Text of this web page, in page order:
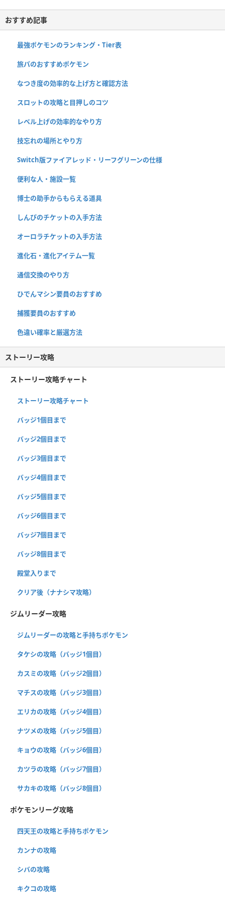
おすすめ記事
最強ポケモンのランキング・Tier表
旅パのおすすめポケモン
なつき度の効率的な上げ方と確認方法
スロットの攻略と目押しのコツ
レベル上げの効率的なやり方
技忘れの場所とやり方
Switch版ファイアレッド・リーフグリーンの仕様
便利な人・施設一覧
博士の助手からもらえる道具
しんぴのチケットの入手方法
オーロラチケットの入手方法
進化石・進化アイテム一覧
通信交換のやり方
ひでんマシン要員のおすすめ
捕獲要員のおすすめ
色違い確率と厳選方法
ストーリー攻略
ストーリー攻略チャート
ストーリー攻略チャート
バッジ1個目まで
バッジ2個目まで
バッジ3個目まで
バッジ4個目まで
バッジ5個目まで
バッジ6個目まで
バッジ7個目まで
バッジ8個目まで
殿堂入りまで
クリア後（ナナシマ攻略）
ジムリーダー攻略
ジムリーダーの攻略と手持ちポケモン
タケシの攻略（バッジ1個目）
カスミの攻略（バッジ2個目）
マチスの攻略（バッジ3個目）
エリカの攻略（バッジ4個目）
ナツメの攻略（バッジ5個目）
キョウの攻略（バッジ6個目）
カツラの攻略（バッジ7個目）
サカキの攻略（バッジ8個目）
ポケモンリーグ攻略
四天王の攻略と手持ちポケモン
カンナの攻略
シバの攻略
キクコの攻略